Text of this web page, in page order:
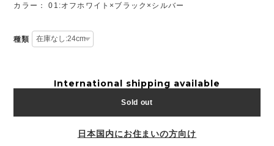
カラー： 01:オフホワイト×ブラック×シルバー
種類
International shipping available
Sold out
日本国内にお住まいの方向け